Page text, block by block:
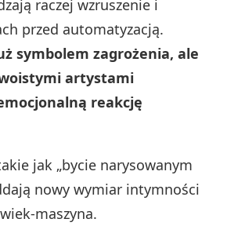
raczej wzruszenie i
przed automatyzacją.
symbolem zagrożenia, ale
artystami
reakcję
jak „bycie narysowanym
nowy wymiar intymności
maszyna.